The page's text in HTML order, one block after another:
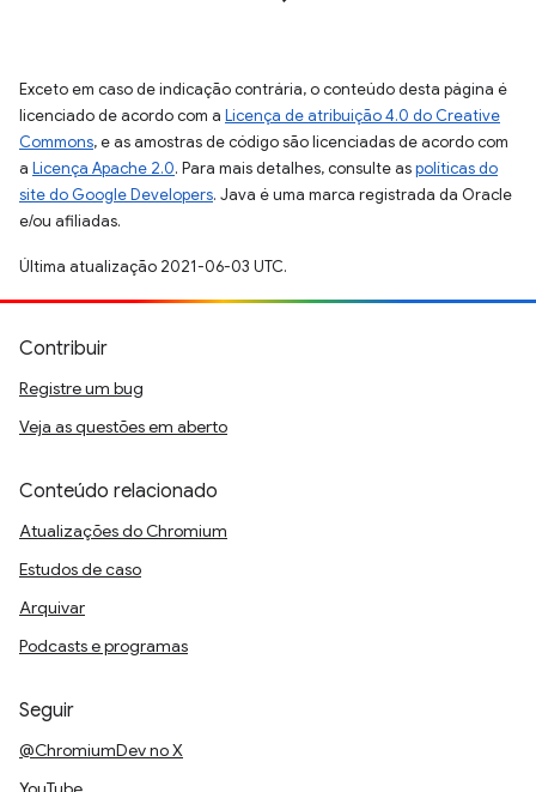
Exceto em caso de indicação contrária, o conteúdo desta página é
licenciado de acordo com a Licença de atribuição 4.0 do Creative
Commons, e as amostras de código são licenciadas de acordo com
a Licença Apache 2.0. Para mais detalhes, consulte aspolíticas do
site do Google Developers. Java é uma marca registrada da Oracle
e/ou afiliadas.
Última atualização 2021-06-03 UTC.
Contribuir
Registre um bug
Veja as questões em aberto
Conteúdo relacionado
Atualizações do Chromium
Estudos de caso
Arquivar
Podcasts e programas
Seguir
@ChromiumDev no X